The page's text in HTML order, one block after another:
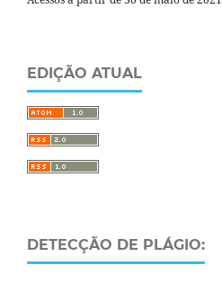
EDIÇÃO ATUAL
DETECÇÃO DE PLÁGIO: